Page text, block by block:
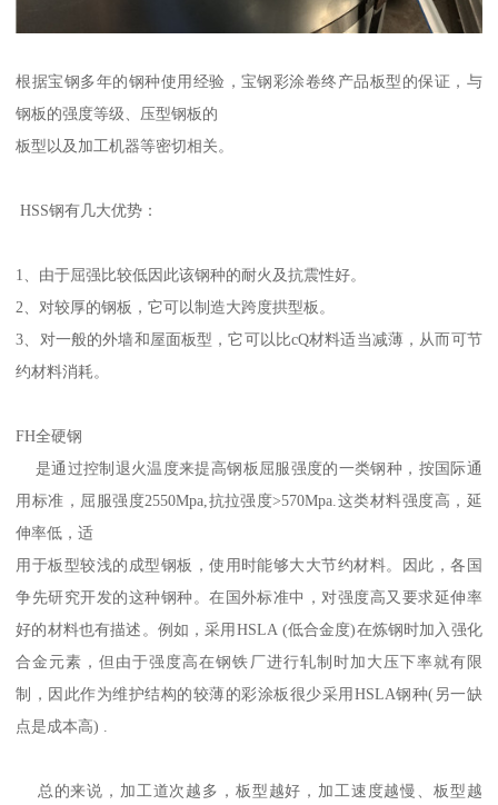
根据宝钢多年的钢种使用经验，宝钢彩涂卷终产品板型的保证，与
钢板的强度等级、压型钢板的
板型以及加工机器等密切相关。
HSS钢有几大优势：
1、由于屈强比较低因此该钢种的耐火及抗震性好。
2、对较厚的钢板，它可以制造大跨度拱型板。
3、对一般的外墙和屋面板型，它可以比cQ材料适当减薄，从而可节
约材料消耗。
FH全硬钢
是通过控制退火温度来提高钢板屈服强度的一类钢种，按国际通
用标准，屈服强度2550Mpa,抗拉强度>570Mpa.这类材料强度高，延
伸率低，适
用于板型较浅的成型钢板，使用时能够大大节约材料。因此，各国
争先研究开发的这种钢种。在国外标准中，对强度高又要求延伸率
好的材料也有描述。例如，采用HSLA (低合金度)在炼钢时加入强化
合金元素，但由于强度高在钢铁厂进行轧制时加大压下率就有限
制，因此作为维护结构的较薄的彩涂板很少采用HSLA钢种(另一缺
点是成本高) .
总的来说，加工道次越多，板型越好，加工速度越慢、板型越